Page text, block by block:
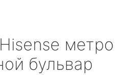
Hisense метро
бульвар